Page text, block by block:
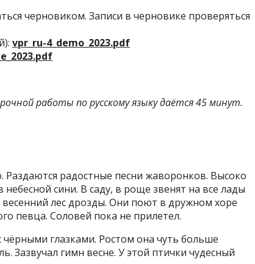
черновиком. Записи в черновике проверяться
vpr_ru-4_demo_2023.pdf
работы по русскому языку даётся 45 минут.
Раздаются радостные песни жаворонков. Высоко
сини. В саду, в роще звенят на все лады
лес дрозды. Они поют в дружном хоре
певца. Соловей пока не прилетел.
чёрными глазками. Ростом она чуть больше
Зазвучал гимн весне. У этой птички чудесный